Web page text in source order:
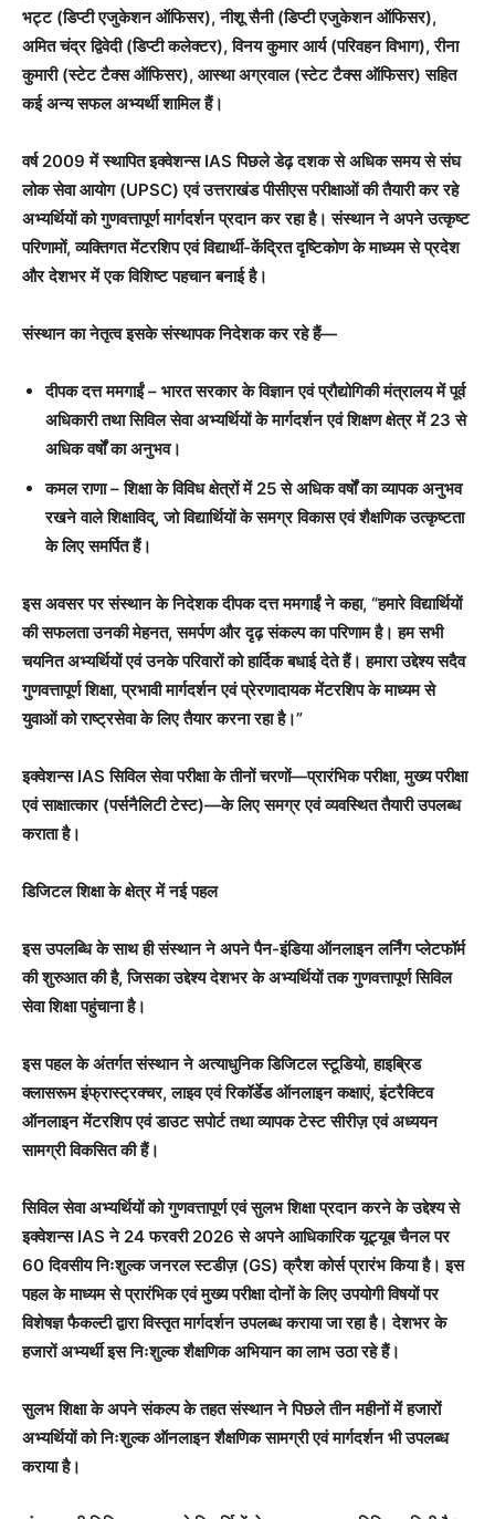
भट्ट (डिप्टी एजुकेशन ऑफिसर), नीशू सैनी (डिप्टी एजुकेशन ऑफिसर),
अमित चंद्र द्विवेदी (डिप्टी कलेक्टर), विनय कुमार आर्य (परिवहन विभाग), रीना
कुमारी (स्टेट टैक्स ऑफिसर), आस्था अग्रवाल (स्टेट टैक्स ऑफिसर) सहित
कई अन्य सफल अभ्यर्थी शामिल हैं।
वर्ष 2009 में स्थापित इक्वेशन्स IAS पिछले डेढ़ दशक से अधिक समय से संघ
लोक सेवा आयोग (UPSC) एवं उत्तराखंड पीसीएस परीक्षाओं की तैयारी कर रहे
अभ्यर्थियों को गुणवत्तापूर्ण मार्गदर्शन प्रदान कर रहा है। संस्थान ने अपने उत्कृष्ट
परिणामों, व्यक्तिगत मेंटरशिप एवं विद्यार्थी-केंद्रित दृष्टिकोण के माध्यम से प्रदेश
और देशभर में एक विशिष्ट पहचान बनाई है।
संस्थान का नेतृत्व इसके संस्थापक निदेशक कर रहे हैं—
दीपक दत्त ममगाईं – भारत सरकार के विज्ञान एवं प्रौद्योगिकी मंत्रालय में पूर्व
अधिकारी तथा सिविल सेवा अभ्यर्थियों के मार्गदर्शन एवं शिक्षण क्षेत्र में 23 से
अधिक वर्षों का अनुभव।
कमल राणा – शिक्षा के विविध क्षेत्रों में 25 से अधिक वर्षों का व्यापक अनुभव
रखने वाले शिक्षाविद्, जो विद्यार्थियों के समग्र विकास एवं शैक्षणिक उत्कृष्टता
के लिए समर्पित हैं।
इस अवसर पर संस्थान के निदेशक दीपक दत्त ममगाईं ने कहा, “हमारे विद्यार्थियों
की सफलता उनकी मेहनत, समर्पण और दृढ़ संकल्प का परिणाम है। हम सभी
चयनित अभ्यर्थियों एवं उनके परिवारों को हार्दिक बधाई देते हैं। हमारा उद्देश्य सदैव
गुणवत्तापूर्ण शिक्षा, प्रभावी मार्गदर्शन एवं प्रेरणादायक मेंटरशिप के माध्यम से
युवाओं को राष्ट्रसेवा के लिए तैयार करना रहा है।”
इक्वेशन्स IAS सिविल सेवा परीक्षा के तीनों चरणों—प्रारंभिक परीक्षा, मुख्य परीक्षा
एवं साक्षात्कार (पर्सनैलिटी टेस्ट)—के लिए समग्र एवं व्यवस्थित तैयारी उपलब्ध
कराता है।
डिजिटल शिक्षा के क्षेत्र में नई पहल
इस उपलब्धि के साथ ही संस्थान ने अपने पैन-इंडिया ऑनलाइन लर्निंग प्लेटफॉर्म
की शुरुआत की है, जिसका उद्देश्य देशभर के अभ्यर्थियों तक गुणवत्तापूर्ण सिविल
सेवा शिक्षा पहुंचाना है।
इस पहल के अंतर्गत संस्थान ने अत्याधुनिक डिजिटल स्टूडियो, हाइब्रिड
क्लासरूम इंफ्रास्ट्रक्चर, लाइव एवं रिकॉर्डेड ऑनलाइन कक्षाएं, इंटरैक्टिव
ऑनलाइन मेंटरशिप एवं डाउट सपोर्ट तथा व्यापक टेस्ट सीरीज़ एवं अध्ययन
सामग्री विकसित की हैं।
सिविल सेवा अभ्यर्थियों को गुणवत्तापूर्ण एवं सुलभ शिक्षा प्रदान करने के उद्देश्य से
इक्वेशन्स IAS ने 24 फरवरी 2026 से अपने आधिकारिक यूट्यूब चैनल पर
60 दिवसीय निःशुल्क जनरल स्टडीज़ (GS) क्रैश कोर्स प्रारंभ किया है। इस
पहल के माध्यम से प्रारंभिक एवं मुख्य परीक्षा दोनों के लिए उपयोगी विषयों पर
विशेषज्ञ फैकल्टी द्वारा विस्तृत मार्गदर्शन उपलब्ध कराया जा रहा है। देशभर के
हजारों अभ्यर्थी इस निःशुल्क शैक्षणिक अभियान का लाभ उठा रहे हैं।
सुलभ शिक्षा के अपने संकल्प के तहत संस्थान ने पिछले तीन महीनों में हजारों
अभ्यर्थियों को निःशुल्क ऑनलाइन शैक्षणिक सामग्री एवं मार्गदर्शन भी उपलब्ध
कराया है।